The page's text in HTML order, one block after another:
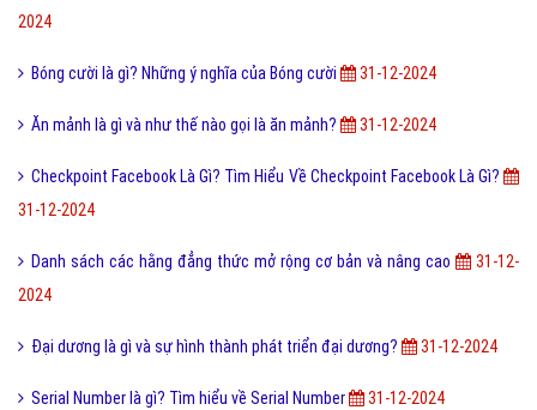
2024
Bóng cười là gì? Những ý nghĩa của Bóng cười 31-12-2024
Ăn mảnh là gì và như thế nào gọi là ăn mảnh? 31-12-2024
Checkpoint Facebook Là Gì? Tìm Hiểu Về Checkpoint Facebook Là Gì?
31-12-2024
Danh sách các hằng đẳng thức mở rộng cơ bản và nâng cao
31-12-
2024
Đại dương là gì và sự hình thành phát triển đại dương? 31-12-2024
Serial Number là gì? Tìm hiểu về Serial Number 31-12-2024